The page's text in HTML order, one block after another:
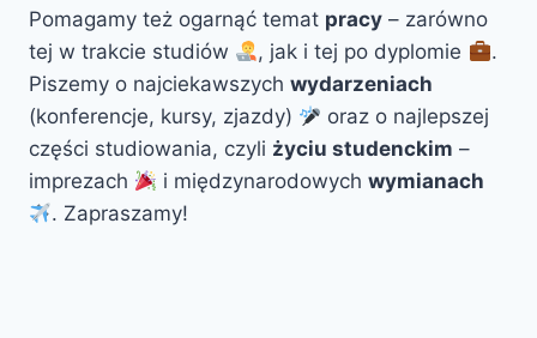
Pomagamy też ogarnąć temat pracy – zarówno
tej w trakcie studiów
, jak i tej po dyplomie
.
Piszemy o najciekawszych wydarzeniach
(konferencje, kursy, zjazdy)
oraz o najlepszej
części studiowania, czyli życiu studenckim –
imprezach
i międzynarodowychwymianach
. Zapraszamy!